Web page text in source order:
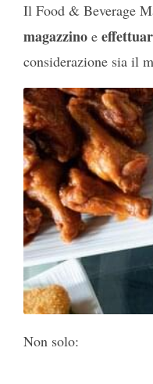
Il Food & Beverage
magazzinoe
considerazione sia il
Non solo: